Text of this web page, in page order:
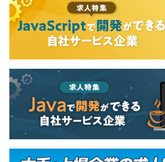
全社：78名